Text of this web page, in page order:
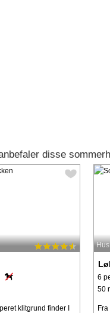
disse
klitgrund finder I
6
50